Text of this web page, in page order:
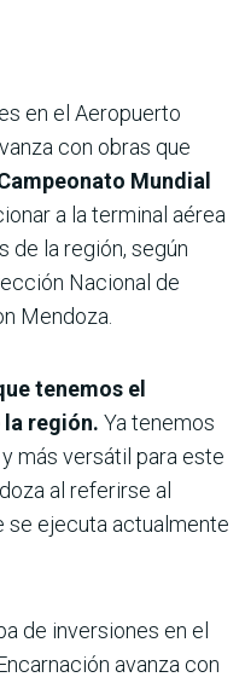
en el Aeropuerto
con obras que
Mundial
a la terminal aérea
de la región, según
Nacional de
Mendoza.
tenemos el
región. Ya tenemos
más versátil para este
al referirse al
se ejecuta actualmente
de inversiones en el
avanza con